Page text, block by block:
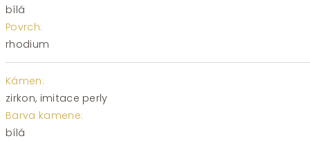
bílá
Povrch:
rhodium
Kámen:
zirkon, imitace perly
Barva kamene:
bílá